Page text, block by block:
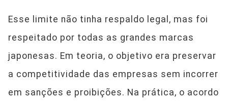
Esse limite não tinha respaldo legal, mas foi
respeitado por todas as grandes marcas
japonesas. Em teoria, o objetivo era preservar
a competitividade das empresas sem incorrer
em sanções e proibições. Na prática, o acordo